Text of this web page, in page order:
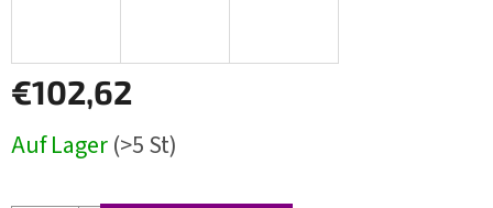
€102,62
Auf Lager(>5 St)